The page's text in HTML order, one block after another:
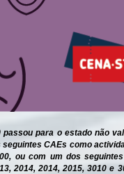
para o estado não
CAEs como
ou com um dos
2014, 2014, 2015, 3010 e